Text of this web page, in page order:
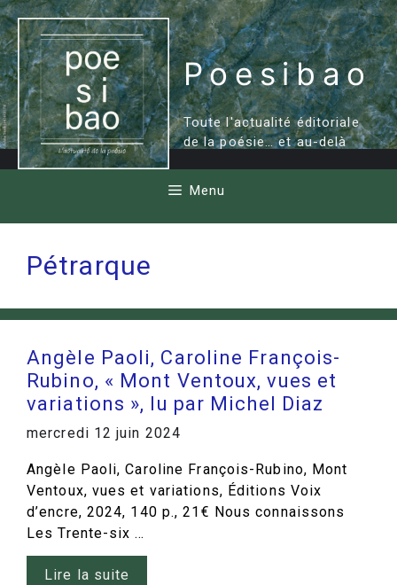
Aller
au
contenu
Poesibao
Toute l'actualité éditoriale
de la poésie… et au-delà
Menu
Pétrarque
Angèle Paoli, Caroline François-
Rubino, « Mont Ventoux, vues et
variations », lu par Michel Diaz
mercredi 12 juin 2024
Angèle Paoli, Caroline François-Rubino, Mont
Ventoux, vues et variations, Éditions Voix
d’encre, 2024, 140 p., 21€ Nous connaissons
Les Trente-six …
Lire la suite